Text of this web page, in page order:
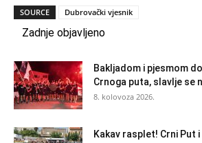
SOURCE Dubrovački vjesnik
Zadnje objavljeno
Bakljadom i pjesmom
Crnoga puta, slavlje se
8. kolovoza 2026.
Kakav rasplet! Crni Put